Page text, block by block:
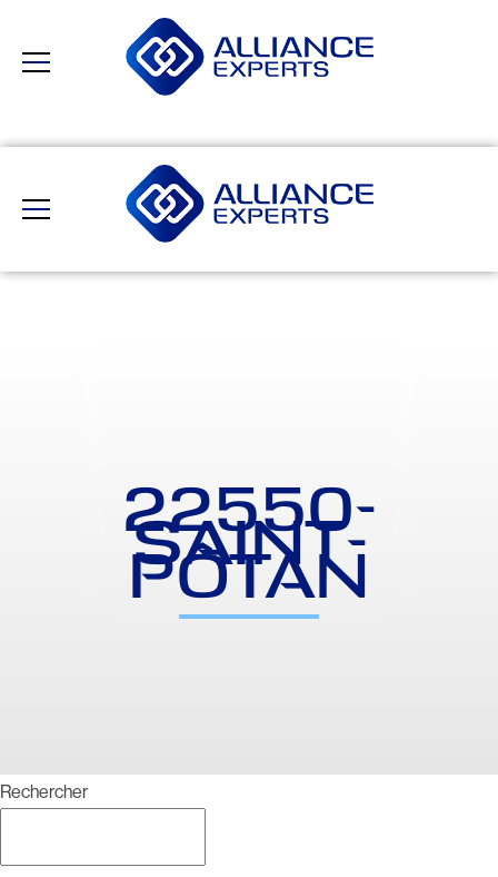
22550-
SAINT-
PÔTAN
Rechercher